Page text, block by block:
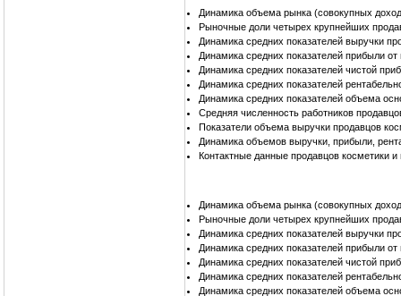
Динамика объема рынка (совокупных
Рыночные доли четырех крупнейших
Динамика средних показателей выручки
Динамика средних показателей прибыли
Динамика средних показателей чистой
Динамика средних показателей
Динамика средних показателей объема
Средняя численность работников
Показатели объема выручки продавцов
Динамика объемов выручки, прибыли,
Контактные данные продавцов косметики
Динамика объема рынка (совокупных
Рыночные доли четырех крупнейших
Динамика средних показателей выручки
Динамика средних показателей прибыли
Динамика средних показателей чистой
Динамика средних показателей
Динамика средних показателей объема